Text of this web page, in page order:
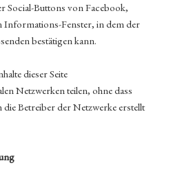
Social-Buttons von Facebook,
Fenster, in dem der
bestätigen kann.
dieser Seite
Netzwerken teilen, ohne dass
Betreiber der Netzwerke erstellt